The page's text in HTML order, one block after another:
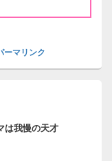
ーマリンク
は我慢の天才